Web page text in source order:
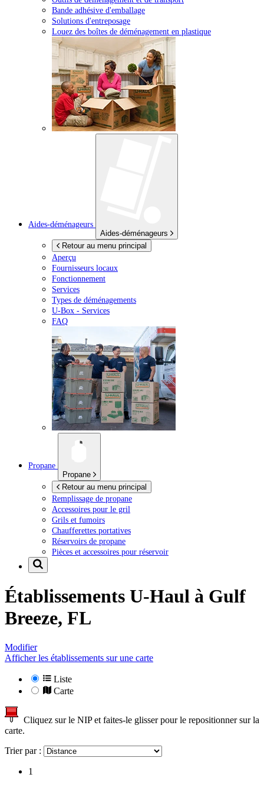
Bande adhésive d'emballage
Solutions d'entreposage
Louez des boîtes de déménagement en plastique
Aides-déménageurs
Aides-déménageurs
Retour au menu principal
Aperçu
Fournisseurs locaux
Fonctionnement
Services
Types de déménagements
U-Box - Services
FAQ
Propane
Propane
Retour au menu principal
Remplissage de propane
Accessoires pour le gril
Grils et fumoirs
Chaufferettes portatives
Réservoirs de propane
Pièces et accessoires pour réservoir
Établissements U-Haul à Gulf
Breeze, FL
Modifier
Afficher les établissements sur une carte
Liste
Carte
Cliquez sur le NIP et faites-le glisser pour le repositionner sur la
carte.
Trier par :
1